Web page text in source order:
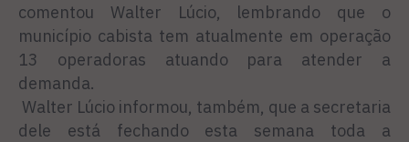
comentou Walter Lúcio, lembrando que o
município cabista tem atualmente em operação
13 operadoras atuando para atender a
demanda.
Walter Lúcio informou, também, que a secretaria
dele está fechando esta semana toda a